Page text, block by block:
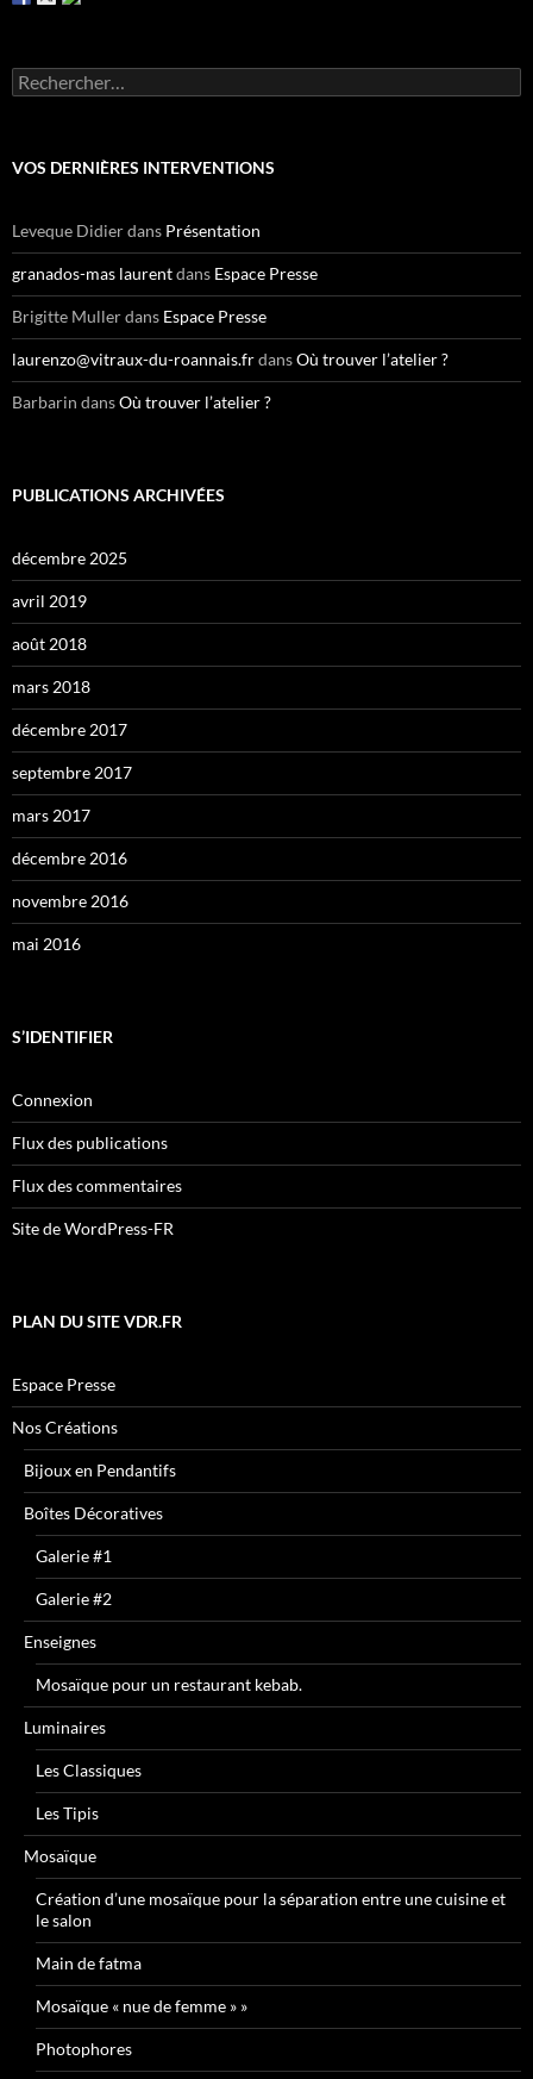
R
e
e
h
e
r
:
VOS DERNIÈRES INTERVENTIONS
Leveque Didierdans Présentation
granados-mas laurentdans Espace Presse
Brigitte Mullerdans Espace Presse
laurenzo@vitraux-du-roannais.frdansOù trouver l’atelier ?
Barbarin dansOù trouver l’atelier ?
PUBLICATIONS ARCHIVÉES
décembre 2025
avril 2019
août 2018
mars 2018
décembre 2017
septembre 2017
mars 2017
décembre 2016
novembre 2016
mai 2016
S’IDENTIFIER
Connexion
Flux des publications
Flux des commentaires
Site de WordPress-FR
PLAN DU SITE VDR.FR
Espace Presse
Nos Créations
Bijoux en Pendantifs
Boîtes Décoratives
Galerie #1
Galerie #2
Enseignes
Mosaïque pour un restaurant kebab.
Luminaires
Les Classiques
Les Tipis
Mosaïque
Création d’une mosaïque pour la séparation entre une cuisine et
le salon
Main de fatma
Mosaïque « nue de femme » »
Photophores